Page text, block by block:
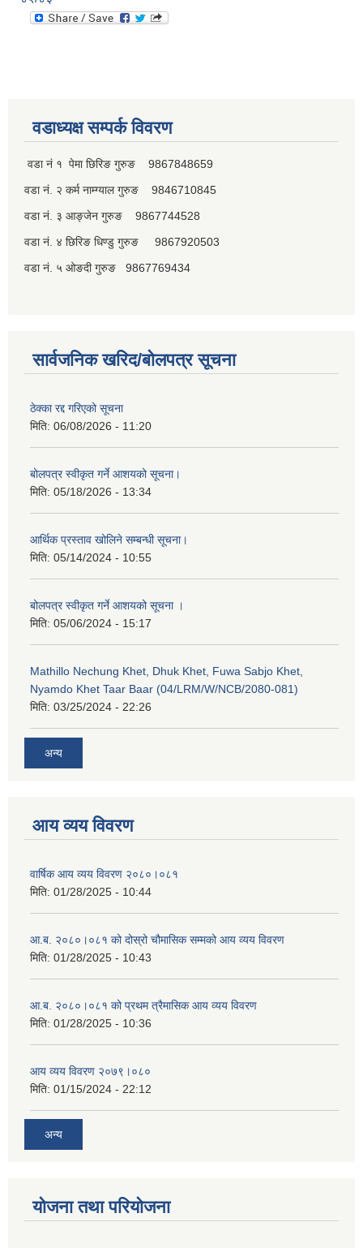
वडाध्यक्ष सम्पर्क विवरण
वडा नं १ पेमा छिरिङ गुरुङ 9867848659
वडा नं. २ कर्म नाम्ग्याल गुरुङ 9846710845
वडा नं. ३ आङ्जेन गुरुङ 9867744528
वडा नं. ४ छिरिङ धिण्डु गुरुङ 9867920503
वडा नं. ५ ओङदी गुरुङ 9867769434
सार्वजनिक खरिद/बोलपत्र सूचना
ठेक्का रद्द गरिएको सूचना
मिति: 06/08/2026 - 11:20
बोलपत्र स्वीकृत गर्ने आशयको सूचना।
मिति: 05/18/2026 - 13:34
आर्थिक प्रस्ताव खोलिने सम्बन्धी सूचना।
मिति: 05/14/2024 - 10:55
बोलपत्र स्वीकृत गर्ने आशयको सूचना ।
मिति: 05/06/2024 - 15:17
Mathillo Nechung Khet, Dhuk Khet, Fuwa Sabjo Khet,
Nyamdo Khet Taar Baar (04/LRM/W/NCB/2080-081)
मिति: 03/25/2024 - 22:26
अन्य
आय व्यय विवरण
वार्षिक आय व्यय विवरण २०८०।०८१
मिति: 01/28/2025 - 10:44
आ.ब. २०८०।०८१ को दोस्रो चौमासिक सम्मको आय व्यय विवरण
मिति: 01/28/2025 - 10:43
आ.ब. २०८०।०८१ को प्रथम त्रैमासिक आय व्यय विवरण
मिति: 01/28/2025 - 10:36
आय व्यय विवरण २०७९।०८०
मिति: 01/15/2024 - 22:12
अन्य
योजना तथा परियोजना